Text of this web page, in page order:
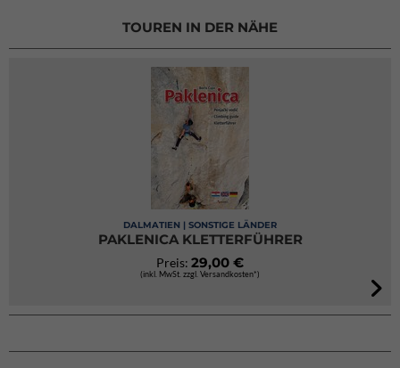
TOUREN IN DER NÄHE
DALMATIEN | SONSTIGE LÄNDER
PAKLENICA KLETTERFÜHRER
Preis: 29,00 €
(inkl. MwSt. zzgl. Versandkosten*)